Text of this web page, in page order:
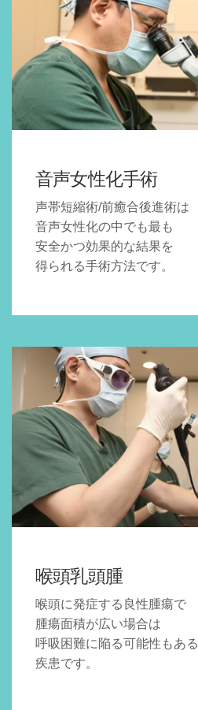
音声女性化手術
声帯短縮術/前癒合後進術は
音声女性化の中でも最も
安全かつ効果的な結果を
得られる手術方法です。
喉頭乳頭腫
喉頭に発症する良性腫瘍で
腫瘍面積が広い場合は
呼吸困難に陥る可能性もある
疾患です。